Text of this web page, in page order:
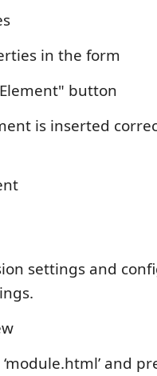
in the form
button
is inserted
settings and
and